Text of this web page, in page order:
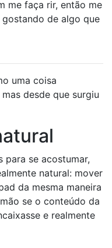
me faça rir, então me
de algo que
uma coisa
desde que surgiu
para se acostumar,
natural: mover
da mesma maneira
se o conteúdo da
e realmente